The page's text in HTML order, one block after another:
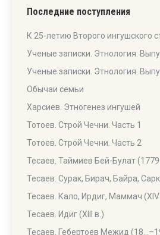
Последние поступления
К 25-летию Второго ингушского
Ученые записки. Этнология.
Ученые записки. Этнология.
Обычаи семьи
Харсиев. Этногенез ингушей
Тотоев. Строй Чечни. Часть 1
Тотоев. Строй Чечни. Часть 2
Тесаев. Таймиев Бей-Булат
Тесаев. Сурак, Бирач, Байра,
Тесаев. Кало, Ирдиг, Маммач (XIV
Тесаев. Идиг (XIII в.)
Тесаев. Гебертоев Межид